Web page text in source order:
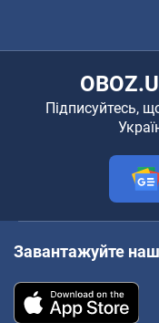
Підписуйтесь,
Завантажуйте